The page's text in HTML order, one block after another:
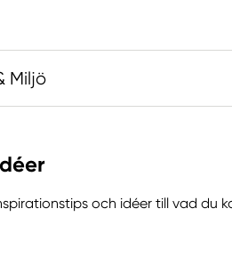
Miljö
64
och idéer till vad du